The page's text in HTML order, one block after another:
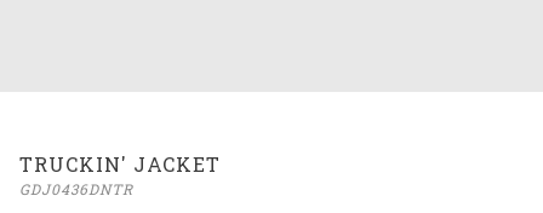
TRUCKIN' JACKET
GDJ0436DNTR